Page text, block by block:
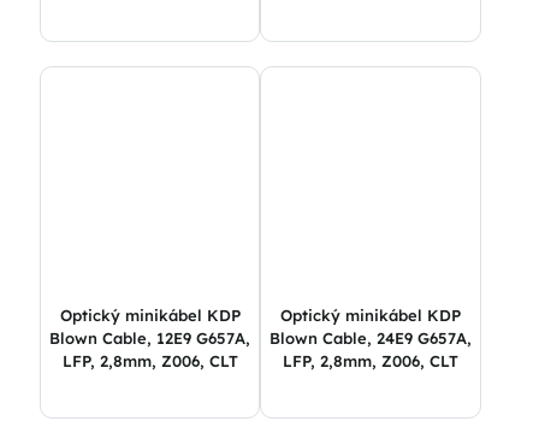
Optický minikábel KDP
Blown Cable, 12E9 G657A,
LFP, 2,8mm, Z006, CLT
Optický minikábel KDP
Blown Cable, 24E9 G657A,
LFP, 2,8mm, Z006, CLT